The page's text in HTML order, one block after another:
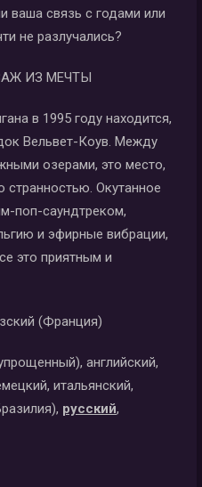
ваша связь с годами или
не разлучались?
ИЗ МЕЧТЫ
в 1995 году находится,
Вельвет-Коув. Между
озерами, это место,
странностью. Окутанное
поп-саундтреком,
и эфирные вибрации,
это приятным и
(Франция)
английский,
итальянский,
русский,